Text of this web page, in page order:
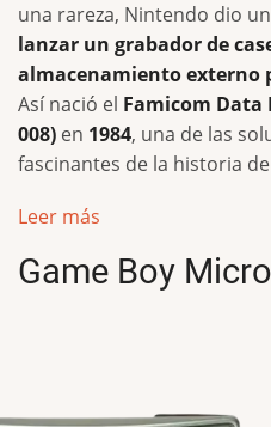
una rareza, Nintendo dio
lanzar un grabador de
almacenamiento externo
Así nació el Famicom Data
008) en 1984, una de las
fascinantes de la historia
Leer más
Game Boy